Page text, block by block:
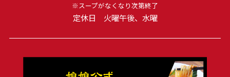
※スープがなくなり次第終了
定休日 火曜午後、水曜